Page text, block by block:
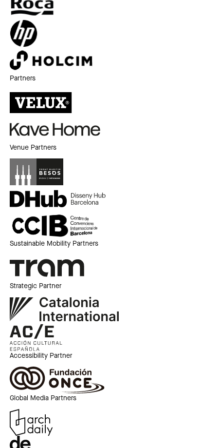
Partners
Venue Partners
Sustainable Mobility Partners
Strategic Partner
Accessibility Partner
Global Media Partners